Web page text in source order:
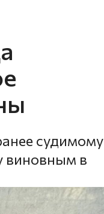
судимому
виновным в